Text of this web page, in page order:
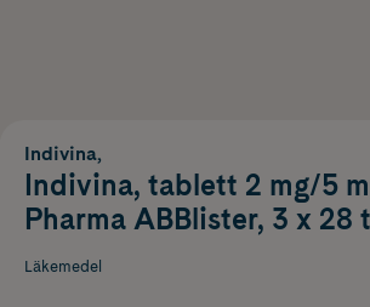
Indivina,
Indivina, tablett 2 mg/5
Pharma ABBlister, 3 x 28
Läkemedel